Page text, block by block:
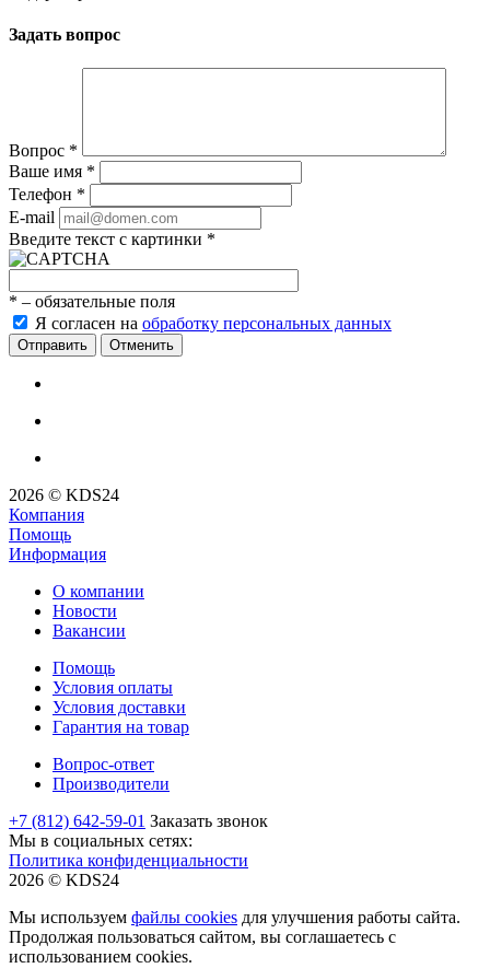
Задать вопрос
Вопрос *
Ваше имя *
Телефон *
E-mail
Введите текст с картинки *
* – обязательные поля
Я согласен на обработку персональных данных
Отменить
2026 © KDS24
Компания
Помощь
Информация
О компании
Новости
Вакансии
Помощь
Условия оплаты
Условия доставки
Гарантия на товар
Вопрос-ответ
Производители
+7 (812) 642-59-01 Заказать звонок
Мы в социальных сетях:
Политика конфиденциальности
2026 © KDS24
Мы используем файлы cookies для улучшения работы сайта.
Продолжая пользоваться сайтом, вы соглашаетесь с
использованием cookies.